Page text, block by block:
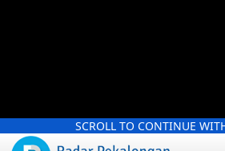
SCROLL TO CONTINUE